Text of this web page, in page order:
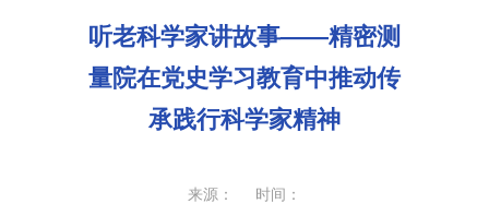
听老科学家讲故事——精密测
量院在党史学习教育中推动传
承践行科学家精神
来源： 时间：